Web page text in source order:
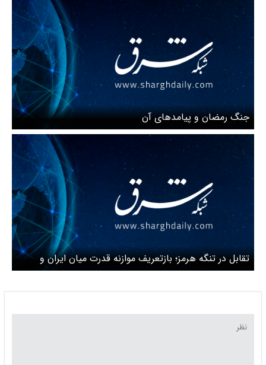
جنگ رمضان و پیامد‌های آن
تقابل در تنگه هرمز؛ بازتعریف موازنه قدرت میان ایران و
آمریکا